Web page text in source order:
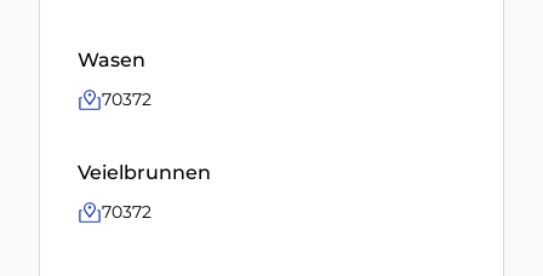
Wasen
70372
Veielbrunnen
70372